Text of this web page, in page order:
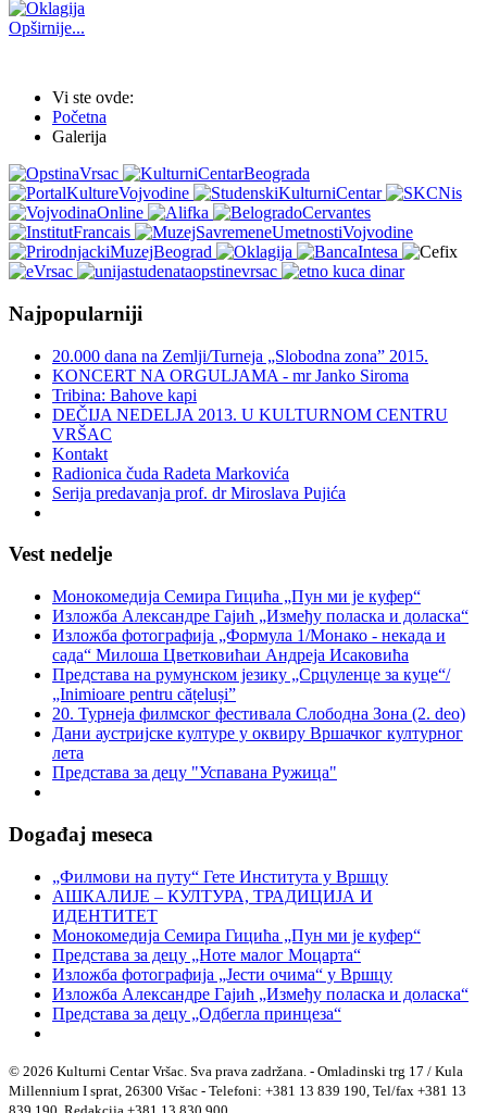
Opširnije...
Vi ste ovde:
Početna
Galerija
Najpopularniji
20.000 dana na Zemlji/Turneja „Slobodna zona” 2015.
KONCERT NA ORGULJAMA - mr Janko Siroma
Tribina: Bahove kapi
DEČIJA NEDELJA 2013. U KULTURNOM CENTRU
VRŠAC
Kontakt
Radionica čuda Radeta Markovića
Serija predavanja prof. dr Miroslava Pujića
Vest nedelje
Монокомедија Семира Гицића „Пун ми је куфер“
Изложба Александре Гајић „Између поласка и доласка“
Изложба фотографија „Формула 1/Монако - некада и
сада“ Милоша Цветковићаи Андреја Исаковића
Представа на румунском језику „Срцуленце за куце“/
„Inimioare pentru cățeluși”
20. Турнеја филмског фестивала Слободна Зона (2. deo)
Дани аустријске културе у оквиру Вршачког културног
лета
Представа за децу "Успавана Ружица"
Događaj meseca
„Филмови на путу“ Гетe Института у Вршцу
АШКАЛИЈЕ – КУЛТУРА, ТРАДИЦИЈА И
ИДЕНТИТЕТ
Монокомедија Семира Гицића „Пун ми је куфер“
Представа за децу „Ноте малог Моцарта“
Изложба фотографија „Јести очима“ у Вршцу
Изложба Александре Гајић „Између поласка и доласка“
Представа за децу „Одбегла принцеза“
© 2026 Kulturni Centar Vršac. Sva prava zadržana. - Omladinski trg 17 / Kula
Millennium I sprat, 26300 Vršac - Telefoni: +381 13 839 190, Tel/fax +381 13
839 190, Redakcija +381 13 830 900